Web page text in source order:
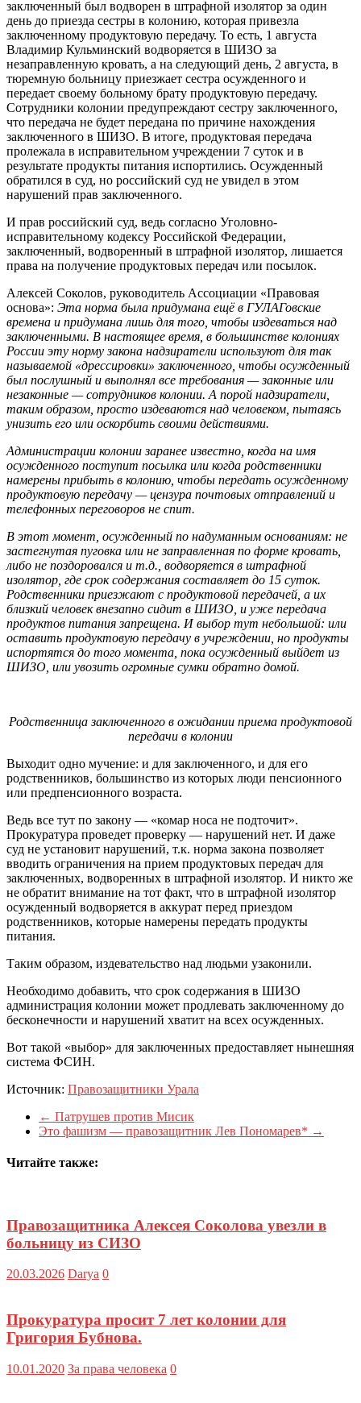
заключенный был водворен в штрафной изолятор за один
день до приезда сестры в колонию, которая привезла
заключенному продуктовую передачу. То есть, 1 августа
Владимир Кульминский водворяется в ШИЗО за
незаправленную кровать, а на следующий день, 2 августа, в
тюремную больницу приезжает сестра осужденного и
передает своему больному брату продуктовую передачу.
Сотрудники колонии предупреждают сестру заключенного,
что передача не будет передана по причине нахождения
заключенного в ШИЗО. В итоге, продуктовая передача
пролежала в исправительном учреждении 7 суток и в
результате продукты питания испортились. Осужденный
обратился в суд, но российский суд не увидел в этом
нарушений прав заключенного.
И прав российский суд, ведь согласно Уголовно-
исправительному кодексу Российской Федерации,
заключенный, водворенный в штрафной изолятор, лишается
права на получение продуктовых передач или посылок.
Алексей Соколов, руководитель Ассоциации «Правовая
основа»: Эта норма была придумана ещё в ГУЛАГовские
времена и придумана лишь для того, чтобы издеваться над
заключенными. В настоящее время, в большинстве колониях
России эту норму закона надзиратели используют для так
называемой «дрессировки» заключенного, чтобы осужденный
был послушный и выполнял все требования — законные или
незаконные — сотрудников колонии. А порой надзиратели,
таким образом, просто издеваются над человеком, пытаясь
унизить его или оскорбить своими действиями.
Администрации колонии заранее известно, когда на имя
осужденного поступит посылка или когда родственники
намерены прибыть в колонию, чтобы передать осужденному
продуктовую передачу — цензура почтовых отправлений и
телефонных переговоров не спит.
В этот момент, осужденный по надуманным основаниям: не
застегнутая пуговка или не заправленная по форме кровать,
либо не поздоровался и т.д., водворяется в штрафной
изолятор, где срок содержания составляет до 15 суток.
Родственники приезжают с продуктовой передачей, а их
близкий человек внезапно сидит в ШИЗО, и уже передача
продуктов питания запрещена. И выбор тут небольшой: или
оставить продуктовую передачу в учреждении, но продукты
испортятся до того момента, пока осужденный выйдет из
ШИЗО, или увозить огромные сумки обратно домой.
Родственница заключенного в ожидании приема продуктовой
передачи в колонии
Выходит одно мучение: и для заключенного, и для его
родственников, большинство из которых люди пенсионного
или предпенсионного возраста.
Ведь все тут по закону — «комар носа не подточит».
Прокуратура проведет проверку — нарушений нет. И даже
суд не установит нарушений, т.к. норма закона позволяет
вводить ограничения на прием продуктовых передач для
заключенных, водворенных в штрафной изолятор. И никто же
не обратит внимание на тот факт, что в штрафной изолятор
осужденный водворяется в аккурат перед приездом
родственников, которые намерены передать продукты
питания.
Таким образом, издевательство над людьми узаконили.
Необходимо добавить, что срок содержания в ШИЗО
администрация колонии может продлевать заключенному до
бесконечности и нарушений хватит на всех осужденных.
Вот такой «выбор» для заключенных предоставляет нынешняя
система ФСИН.
Источник: Правозащитники Урала
← Патрушев против Мисик
Это фашизм — правозащитник Лев Пономарев* →
Читайте также:
Правозащитника Алексея Соколова увезли в
больницу из СИЗО
20.03.2026 Darya 0
Прокуратура просит 7 лет колонии для
Григория Бубнова.
10.01.2020 За права человека 0